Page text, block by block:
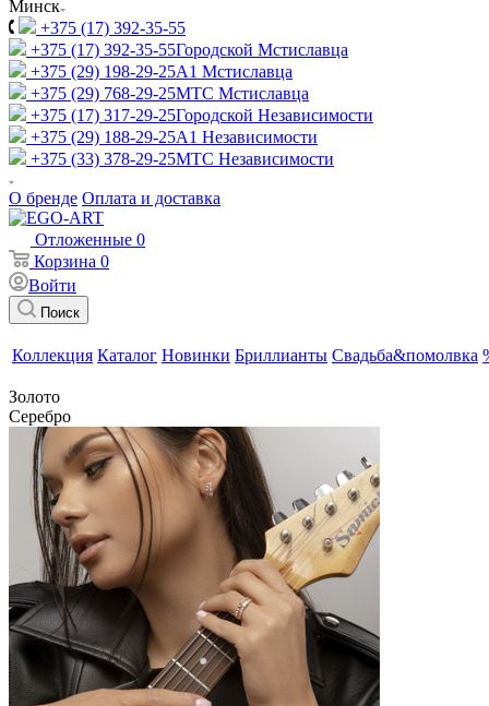
Минск
+375 (17) 392-35-55
+375 (17) 392-35-55Городской Мстиславца
+375 (29) 198-29-25A1 Мстиславца
+375 (29) 768-29-25МТС Мстиславца
+375 (17) 317-29-25Городской Независимости
+375 (29) 188-29-25A1 Независимости
+375 (33) 378-29-25МТС Независимости
О бренде Оплата и доставка
Отложенные 0
Корзина 0
Войти
Поиск
Коллекция Каталог Новинки Бриллианты Свадьба&помолвка
Золото
Серебро